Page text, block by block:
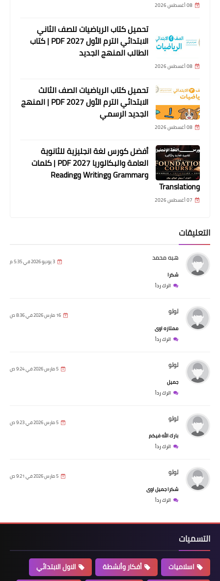
08 أغسطس 2026
تحميل كتاب الرياضيات للصف الثاني
الابتدائي الترم الأول 2027 PDF | كتاب
الطالب المنهج الجديد
08 أغسطس 2026
تحميل كتاب الرياضيات الصف الثالث
الابتدائي الترم الأول 2027 PDF | المنهج
الجديد الرسمي
08 أغسطس 2026
أفضل كورس لغة انجليزية للثانوية
العامة والبكالوريا 2027 PDF | كلمات
وGrammar وWriting وReading
وTranslation
07 أغسطس 2026
التعليقات
هبه محمد 3 يونيو 2026 في 5:35 م
شكرا
اترك رداً
لولو 16 مارس 2026 في 8:36 ص
ممتازه اوى
اترك رداً
لولو 5 مارس 2026 في 9:24 ص
جميل
اترك رداً
لولو 5 مارس 2026 في 9:23 ص
بارك الله فيكم
اترك رداً
لولو 5 مارس 2026 في 9:21 ص
شكرا جميل اوى
اترك رداً
التسميات
اسلاميات أفكار وأنشطة
الاول الابتدائي